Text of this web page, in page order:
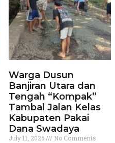
Warga Dusun
Banjiran Utara dan
Tengah “Kompak”
Tambal Jalan Kelas
Kabupaten Pakai
Dana Swadaya
July 11, 2026 No Comments